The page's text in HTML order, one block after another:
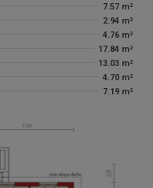
7.57 m²
2.94 m²
4.76 m²
17.84 m²
13.03 m²
4.70 m²
7.19 m²